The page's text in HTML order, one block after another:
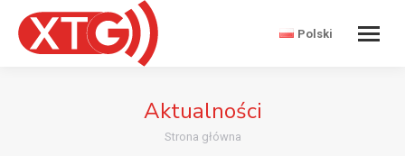
Polski
Aktualności
Jesteś tutaj:
Strona główna